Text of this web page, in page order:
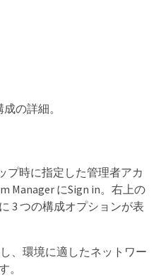
の詳細。
プ時に指定した管理者アカ
Manager にSign in。右上の
3 つの構成オプションが表
、環境に適したネットワー
。